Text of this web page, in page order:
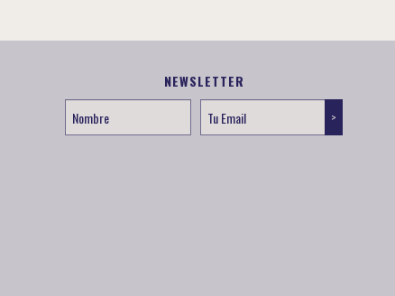
NEWSLETTER